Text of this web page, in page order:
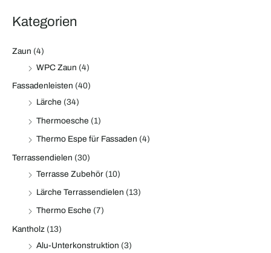
h
Kategorien
Zaun (4)
WPC Zaun (4)
Fassadenleisten (40)
Lärche (34)
Thermoesche (1)
Thermo Espe für Fassaden (4)
Terrassendielen (30)
Terrasse Zubehör (10)
Lärche Terrassendielen (13)
Thermo Esche (7)
Kantholz (13)
Alu-Unterkonstruktion (3)